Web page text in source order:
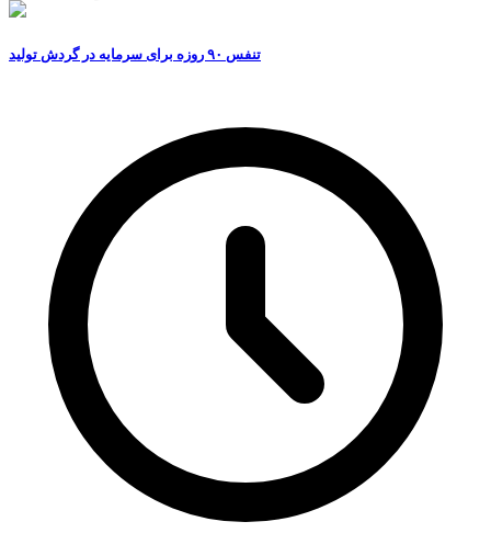
تنفس ۹۰ روزه برای سرمایه در گردش تولید